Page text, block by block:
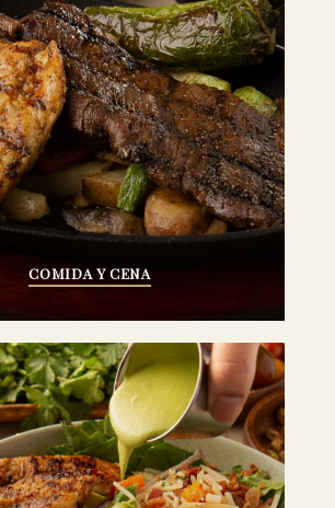
COMIDA Y CENA